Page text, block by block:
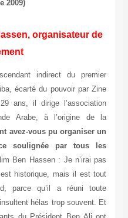
2009)
organisateur de
indirect du premier
écarté du pouvoir par Zine
ans, il dirige l’association
Arabe, à l’origine de la
avez-vous pu organiser un
soulignée par tous les
Ben Hassen : Je n’irai pas
historique, mais il est tout
parce qu’il a réuni toute
hélas trop souvent. Et